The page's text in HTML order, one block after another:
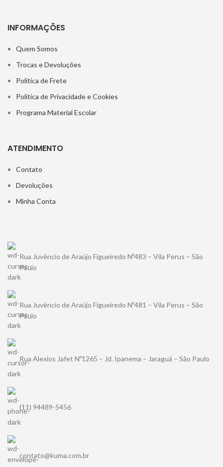
INFORMAÇÕES
Quem Somos
Trocas e Devoluções
Política de Frete
Política de Privacidade e Cookies
Programa Material Escolar
ATENDIMENTO
Contato
Devoluções
Minha Conta
Rua Juvêncio de Araújo Figueiredo Nº483 – Vila Perus – São
Paulo
Rua Juvêncio de Araújo Figueiredo Nº481 – Vila Perus – São
Paulo
Rua Alexios Jafet Nº1265 – Jd. Ipanema – Jaraguá – São Paulo
(11) 94489-5456
contato@kuma.com.br